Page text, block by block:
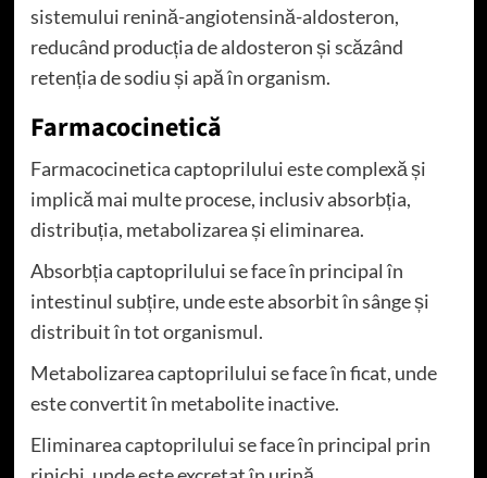
sistemului renină-angiotensină-aldosteron,
reducând producția de aldosteron și scăzând
retenția de sodiu și apă în organism.
Farmacocinetică
Farmacocinetica captoprilului este complexă și
implică mai multe procese, inclusiv absorbția,
distribuția, metabolizarea și eliminarea.
Absorbția captoprilului se face în principal în
intestinul subțire, unde este absorbit în sânge și
distribuit în tot organismul.
Metabolizarea captoprilului se face în ficat, unde
este convertit în metabolite inactive.
Eliminarea captoprilului se face în principal prin